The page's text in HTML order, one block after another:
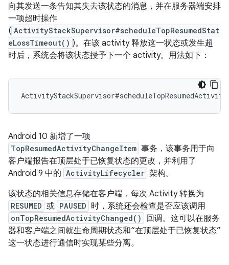
向其发送一条告知其失去该状态的消息，并在服务器端安排
一项超时操作
( ActivityStackSupervisor#scheduleTopResumedStat
eLossTimeout() )。在该 activity 释放这一状态或发生超
时后，系统会将该状态授予下一个 activity。用法如下：
Android 10 新增了一项
TopResumedActivityChangeItem 事务，该事务用于向
客户端报告在顶层处于已恢复状态的更改，并利用了
Android 9 中的 ActivityLifecycler 架构。
该状态的相关信息存储在客户端，每次 Activity 转换为
RESUMED 或 PAUSED 时，系统还会检查是否应该调用
onTopResumedActivityChanged()
回调。这可以在服务
器和客户端之间就生命周期状态和“在顶层处于已恢复状态”
这一状态进行通信时实现某些分离。